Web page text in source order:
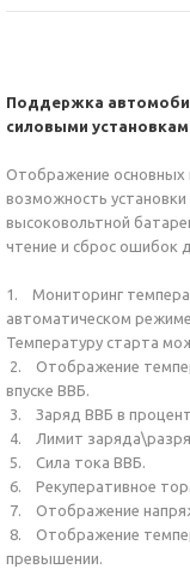
Поддержка
силовыми
Отображение основных
возможность
высоковольтной
чтение и сброс ошибок
1. Мониторинг
автоматическом
Температуру старта
2. Отображение
впуске ВВБ.
3. Заряд ВВБ в
4. Лимит
5. Сила тока ВВБ.
6. Рекуперативное
7. Отображение
8. Отображение
превышении.